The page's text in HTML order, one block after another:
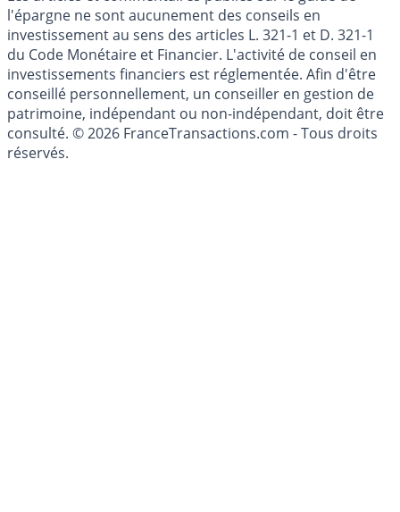
Les articles et commentaires publiés sur le guide de
l'épargne ne sont aucunement des conseils en
investissement au sens des articles L. 321-1 et D. 321-1
du Code Monétaire et Financier. L'activité de conseil en
investissements financiers est réglementée. Afin d'être
conseillé personnellement, un conseiller en gestion de
patrimoine, indépendant ou non-indépendant, doit être
consulté. © 2026 FranceTransactions.com - Tous droits